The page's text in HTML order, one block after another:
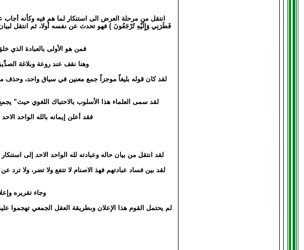
انتقل من مرحلة العرض الى استنكار لما هم فيه وكأنه
فَطَرَنِي وَإِلَيْهِ تُرْجَعُونَ } فهو تحدث عن نفسه أولا، ثم انتقل
فمن هو الأولى بالعبادة الذي
وهنا نقف عند روعة وبلاغة
لقد كان قوله بليغاً موجزاً جمع معنين في سياق واحد، وحذف
لقد سمى العلماء هذا الأسلوب بالاحتباك اللغوي
فقد أعلن إيمانه بالله الواحد
لقد انتقل من بيان حاله وعبادته لله الواحد الاحد إلى
لقد بين فساد عبادتهم فهذ الاصنام لا تتفع ولا تضر، ولا
وجاء تقريره
لم يحتمل القوم هذا الإعلان وبطريقة العقل الجمعي تهجموا